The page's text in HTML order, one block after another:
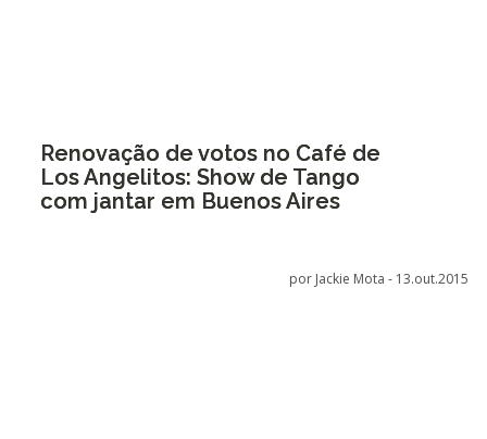
Renovação de votos no Café de
Los Angelitos: Show de Tango
com jantar em Buenos Aires
por Jackie Mota - 13.out.2015